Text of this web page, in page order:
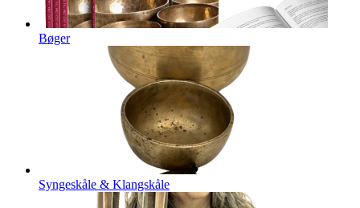
Bøger
Syngeskåle & Klangskåle